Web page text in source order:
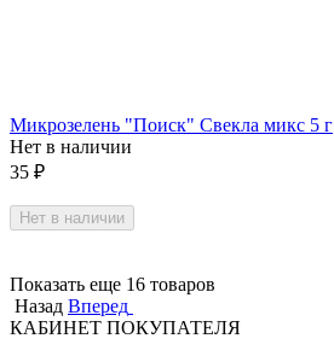
Микрозелень "Поиск" Свекла микс 5 г
Нет в наличии
35 ₽
Нет в наличии
Показать еще 16 товаров
Назад Вперед
КАБИНЕТ ПОКУПАТЕЛЯ